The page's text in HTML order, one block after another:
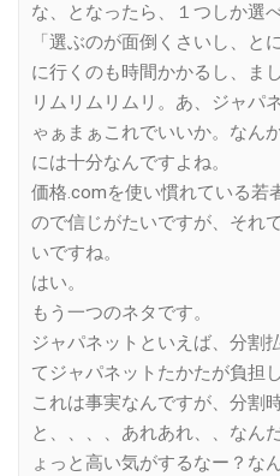
な、となったら、１つしか選
「選ぶのが面倒くさいし、と
に行くのも時間かかるし、ま
リムリムリムリ。あ、ジャパ
ゃぁまぁこれでいいか。なん
には十分なんですよね。
価格.comを使い慣れている若
ので信じがたいですが、それ
いですね。
はい。
もう一つのネタです。
ジャパネットといえば、分割
てジャパネットたかたが負担
これは事実なんですが、分割
と、、、、あれあれ、、なん
ょっと高い気がするなー？な